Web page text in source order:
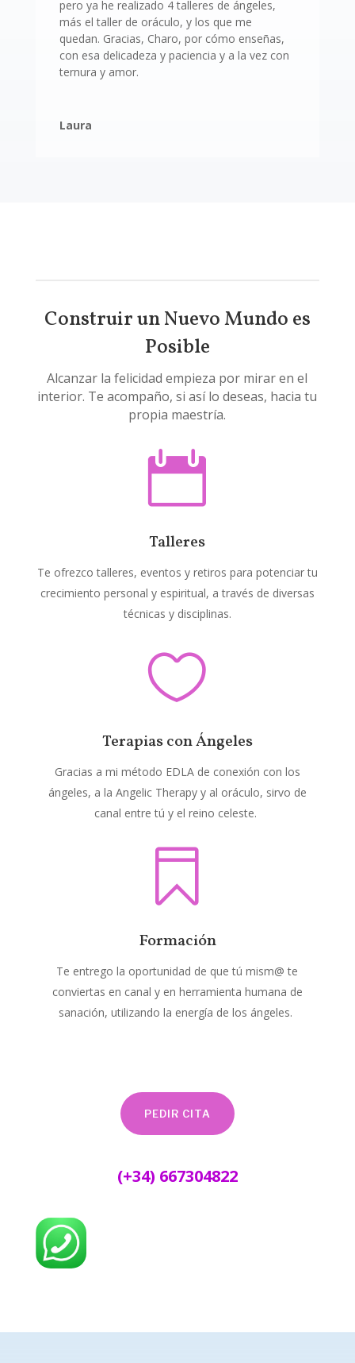
pero ya he realizado 4 talleres de ángeles,
más el taller de oráculo, y los que me
quedan. Gracias, Charo, por cómo enseñas,
con esa delicadeza y paciencia y a la vez con
ternura y amor.
Laura
Construir un Nuevo Mundo es
Posible
Alcanzar la felicidad empieza por mirar en el
interior. Te acompaño, si así lo deseas, hacia tu
propia maestría.

Talleres
Te ofrezco talleres, eventos y retiros para potenciar tu
crecimiento personal y espiritual, a través de diversas
técnicas y disciplinas.

Terapias con Ángeles
Gracias a mi método EDLA de conexión con los
ángeles, a la Angelic Therapy y al oráculo, sirvo de
canal entre tú y el reino celeste.

Formación
Te entrego la oportunidad de que tú mism@ te
conviertas en canal y en herramienta humana de
sanación, utilizando la energía de los ángeles.
PEDIR CITA
(+34) 667304822